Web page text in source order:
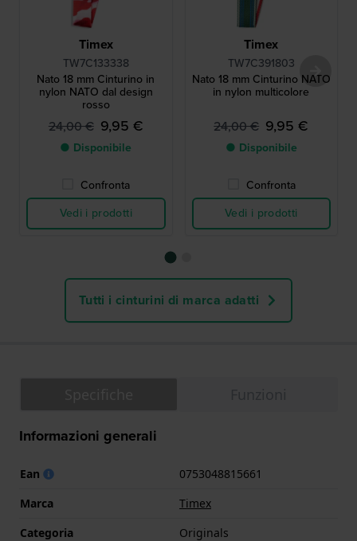
Timex
TW7C133338
Nato 18 mm Cinturino in
nylon NATO dal design
rosso
24,00 € 9,95 €
● Disponibile
Confronta
Vedi i prodotti
Timex
TW7C391803
Nato 18 mm Cinturino NATO
in nylon multicolore
24,00 € 9,95 €
● Disponibile
Confronta
Vedi i prodotti
Tutti i cinturini di marca adatti
Informazioni generali
Ean
0753048815661
Marca
Timex
Categoria
Originals